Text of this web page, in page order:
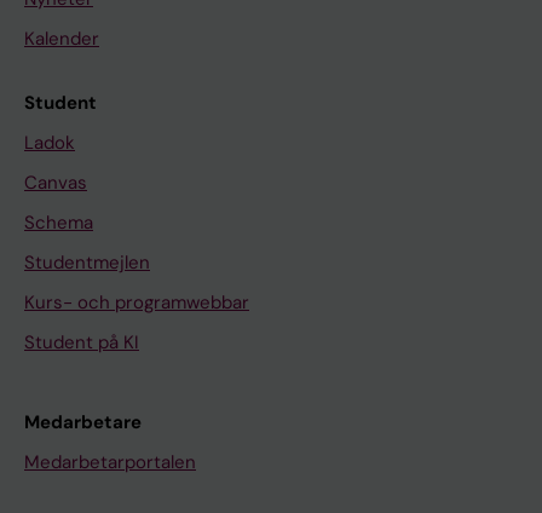
Kalender
Student
Ladok
Canvas
Schema
Studentmejlen
Kurs- och programwebbar
Student på KI
Medarbetare
Medarbetarportalen